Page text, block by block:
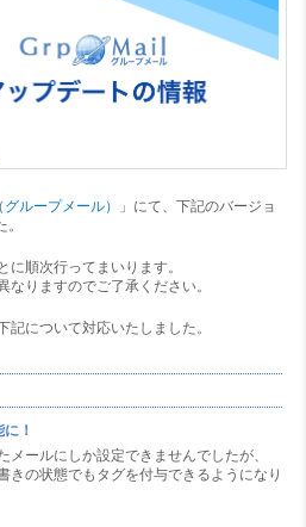
ループメール）
」にて、下記のバージョ
に順次行ってまいります。
なりますのでご了承ください。
について対応いたしました。
！
メールにしか設定できませんでしたが、
きの状態でもタグを付与できるようになり